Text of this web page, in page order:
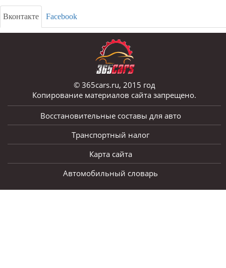
Вконтакте Facebook
© 365cars.ru, 2015 год
Копирование материалов сайта запрещено.
Восстановительные составы для авто
Транспортный налог
Карта сайта
Автомобильный словарь